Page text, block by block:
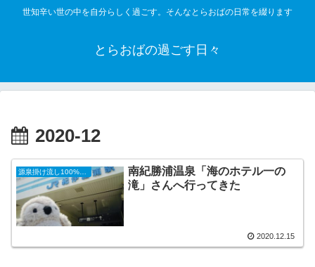
世知辛い世の中を自分らしく過ごす。そんなとらおばの日常を綴ります
とらおばの過ごす日々
2020-12
南紀勝浦温泉「海のホテル一の
滝」さんへ行ってきた
2020.12.15